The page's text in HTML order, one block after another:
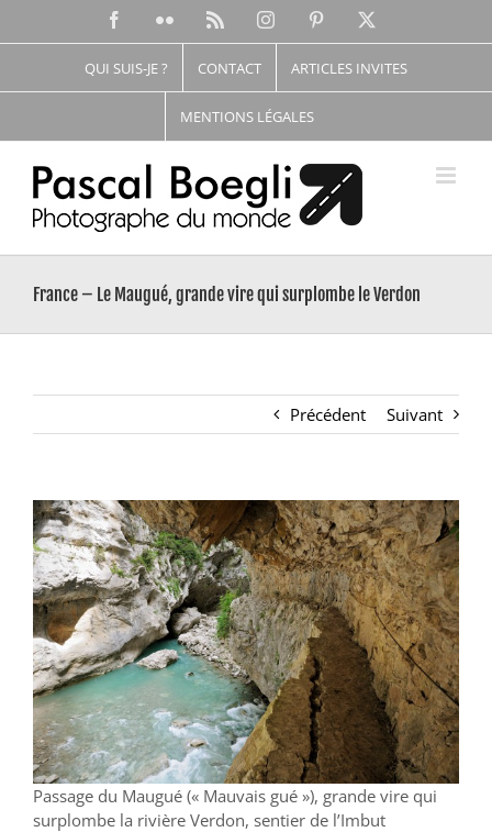
FacebookFlickr InstagramPinterest
QUI SUIS-JE ? CONTACT ARTICLES INVITES
MENTIONS LÉGALES
France – Le Maugué, grande vire qui surplombe le Verdon
Précédent Suivant
View
Larger
Image
Passage du Maugué (« Mauvais gué »), grande vire qui
surplombe la rivière Verdon, sentier de l’Imbut